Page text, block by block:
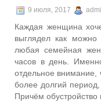
9 июля, 2017
Каждая женщина
выглядел как можно
любая семейная
часов в день.
отдельное внимание,
более долгий
Причём